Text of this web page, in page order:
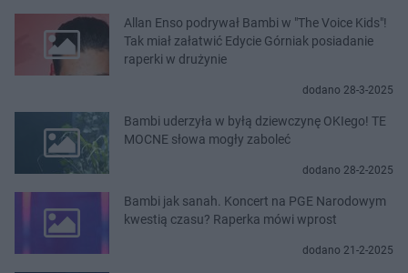
Allan Enso podrywał Bambi w "The Voice Kids"!
Tak miał załatwić Edycie Górniak posiadanie
raperki w drużynie
dodano 28-3-2025
Bambi uderzyła w byłą dziewczynę OKIego! TE
MOCNE słowa mogły zaboleć
dodano 28-2-2025
Bambi jak sanah. Koncert na PGE Narodowym
kwestią czasu? Raperka mówi wprost
dodano 21-2-2025